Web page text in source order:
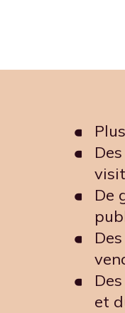
De
et